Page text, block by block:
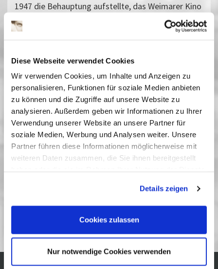
Diese Webseite verwendet Cookies
Wir verwenden Cookies, um Inhalte und Anzeigen zu
personalisieren, Funktionen für soziale Medien anbieten
zu können und die Zugriffe auf unsere Website zu
analysieren. Außerdem geben wir Informationen zu Ihrer
Verwendung unserer Website an unsere Partner für
soziale Medien, Werbung und Analysen weiter. Unsere
Partner führen diese Informationen möglicherweise mit
weiteren Daten zusammen, die Sie ihnen bereitgestellt
Cookies, wenn Sie unsere Webseite weiterhin nutzen.
Details zeigen
Cookies zulassen
Nur notwendige Cookies verwenden
1947 die Behauptung aufstellte, das Weimarer Kino
hätte in seinen Themen, Figuren und Bildern bereits
die Nazi-Diktatur der 1930er Jahre angekündigt.
»Filmkulturerbe« der Filmuniversität Babelsberg
zeigen wir dokumentarische Filme, die mit
audiovisuellem Archivmaterial arbeiten, um
(Film-)Geschichte individuell und emotional zu
erzählen und gleichzeitig ihre Bedingungen und
Möglichkeiten kritisch zu reflektieren.
Vergangene Vorstellungen
Film-Erbe-Filme